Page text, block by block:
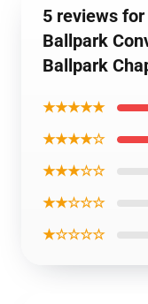
5 reviews
Ballpark
Ballpark
★★★★★
★★★★☆
★★★☆☆
★★☆☆☆
★☆☆☆☆